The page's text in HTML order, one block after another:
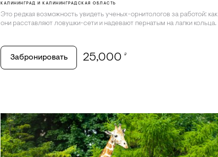
КАЛИНИНГРАД И КАЛИНИНГРАДСКАЯ ОБЛАСТЬ
Это редкая возможность увидеть ученых-орнитологов за работой: как
они расставляют ловушки-сети и надевают пернатым на лапки кольца.
Забронировать 25,000 ₽